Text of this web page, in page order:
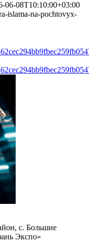
06-08T10:10:00+03:00
islama-na-pochtovyx-
с. Большие
Экспо»